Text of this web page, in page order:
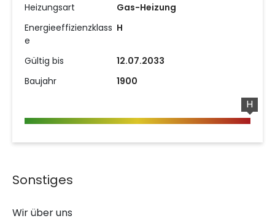
Heizungsart
Gas-Heizung
Energieeffizienzklass
e
H
Gültig bis
12.07.2033
Baujahr
1900
H
Sonstiges
Wir über uns